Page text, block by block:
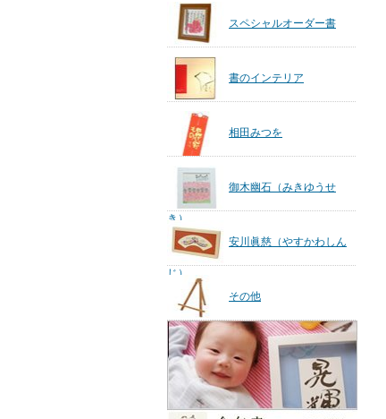
スペシャルオーダー書
書のインテリア
相田みつを
御木幽石（みきゆうせ
き）
安川眞慈（やすかわしん
じ）
その他